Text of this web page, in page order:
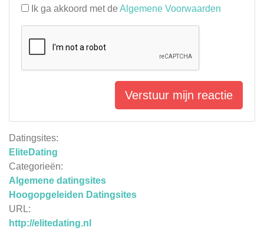
Datingsites:
EliteDating
Categorieën:
Algemene datingsites
Hoogopgeleiden Datingsites
URL:
http://elitedating.nl
Ik ga akkoord met de Algemene Voorwaarden
Verstuur mijn reactie